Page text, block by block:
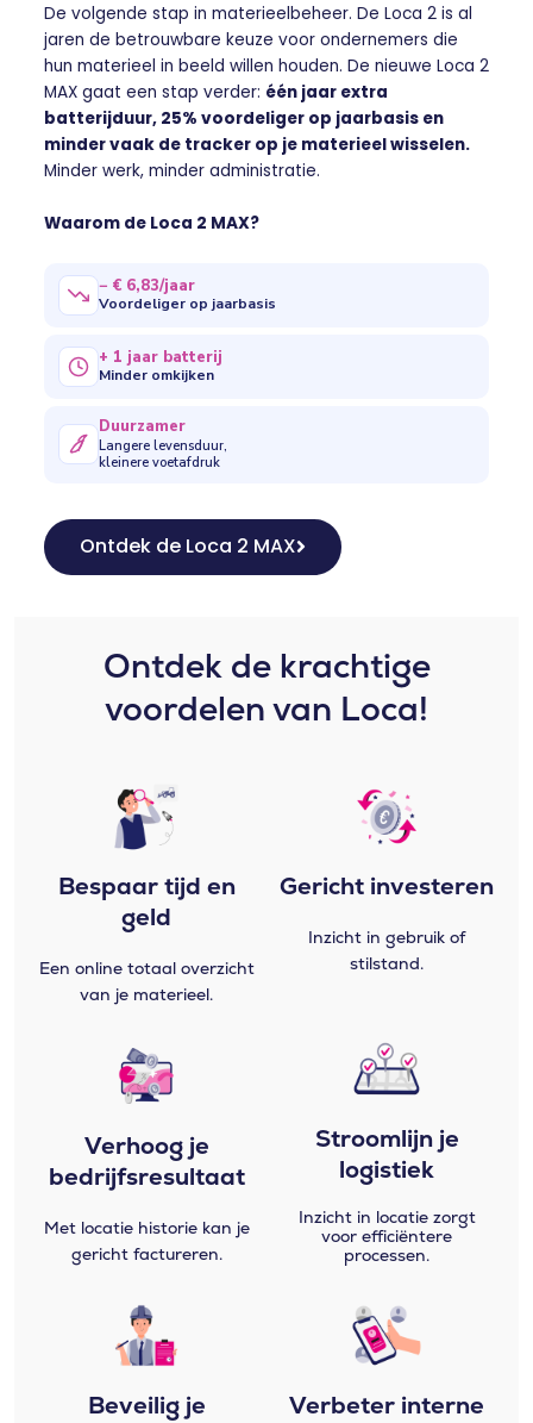
De volgende stap in materieelbeheer. De Loca 2 is al
jaren de betrouwbare keuze voor ondernemers die
hun materieel in beeld willen houden. De nieuwe Loca 2
MAX gaat een stap verder: één jaar extra
batterijduur, 25% voordeliger op jaarbasis en
minder vaak de tracker op je materieel wisselen.
Minder werk, minder administratie.
Waarom de Loca 2 MAX?
− € 6,83/jaar
Voordeliger op jaarbasis
+ 1 jaar batterij
Minder omkijken
Duurzamer
Langere levensduur,
kleinere voetafdruk
Ontdek de Loca 2 MAX
Ontdek de krachtige
voordelen van Loca!
Bespaar tijd en
geld
Een online totaal overzicht
van je materieel.
Verhoog je
bedrijfsresultaat
Met locatie historie kan je
gericht factureren.
Gericht investeren
Inzicht in gebruik of
stilstand.
Stroomlijn je
logistiek
Inzicht in locatie zorgt
voor efficiëntere
processen.
Beveilig je
Verbeter interne